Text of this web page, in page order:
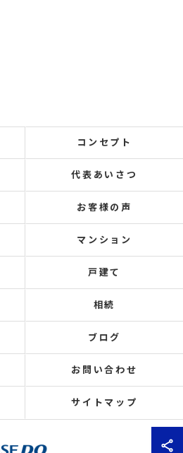
コンセプト
代表あいさつ
お客様の声
マンション
戸建て
相続
ブログ
お問い合わせ
サイトマップ